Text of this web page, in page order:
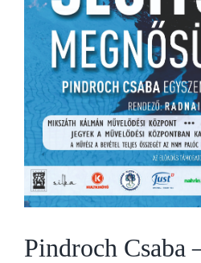
Pindroch Csaba